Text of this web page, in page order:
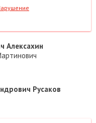
Алексахин
Русаков